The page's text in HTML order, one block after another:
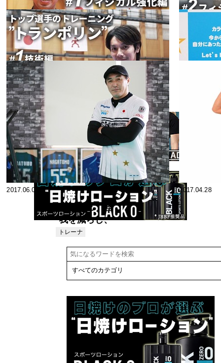
化 ヨーロッ
パで大人気
アプリを使っ
て楽しく家ト
レ
トップ選手の
トレーニン
グ ”バスケッ
トボール” #1
日本バスケッ
トボール協会
スポーツパフ
ォーマンス部
会長 アスレチ
ックトレーナ
ー 佐藤 晃一
フィット
ネス
2018.02.02
コアトレーニ
ングプログレ
ッション #前
編 NSCAジャ
パンS&Cカン
ファレンス
2017 講演
Caulfield
2017.12.25
2017.12.19
トップ選手の
トレーニング
体操/トランポ
リン #1 フィ
ジカル強化編
ナショナルチ
ームフィジカ
ルコーチ 泉建
史
2017.12.08
トップ選手の
トレーニング
"トランポリ
ン" #1技術編
ナショナルチ
ーム監督 中田
大輔
フィット
ネス
2017.06.02
木場克己 怪
我を減らし、
パフォーマン
奥深きインナ
ーマッスルの
世界 #1
トレーナ
2017.04.28